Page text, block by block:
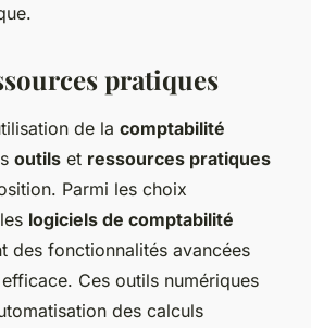
pratiques
de la comptabilité
outils et ressources pratiques
Parmi les choix
logiciels de comptabilité
des fonctionnalités avancées
Ces outils numériques
des calculs